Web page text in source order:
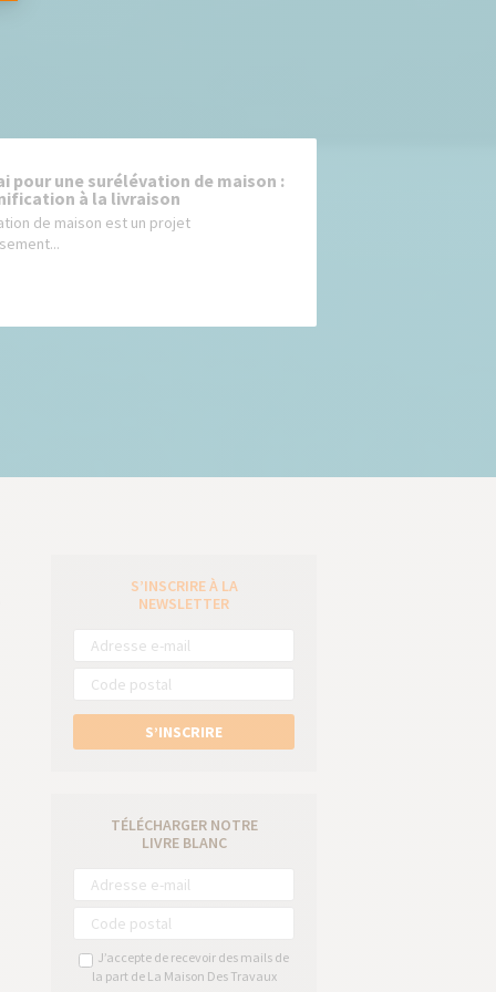
pour une surélévation de maison :
à la livraison
de maison est un projet
S’INSCRIRE À LA
NEWSLETTER
S’INSCRIRE
TÉLÉCHARGER NOTRE
LIVRE BLANC
J’accepte de recevoir des mails de
la part de La Maison Des Travaux